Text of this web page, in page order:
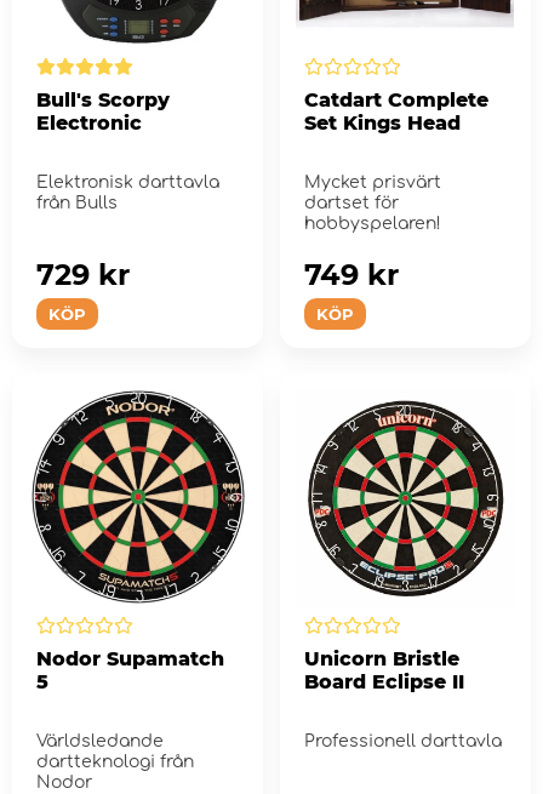
Bull's Scorpy
Electronic
Elektronisk darttavla
från Bulls
KÖP
729 kr
Catdart Complete
Set Kings Head
Mycket prisvärt
dartset för
hobbyspelaren!
KÖP
749 kr
Nodor Supamatch
5
Världsledande
dartteknologi från
Nodor
Unicorn Bristle
Board Eclipse II
Professionell darttavla